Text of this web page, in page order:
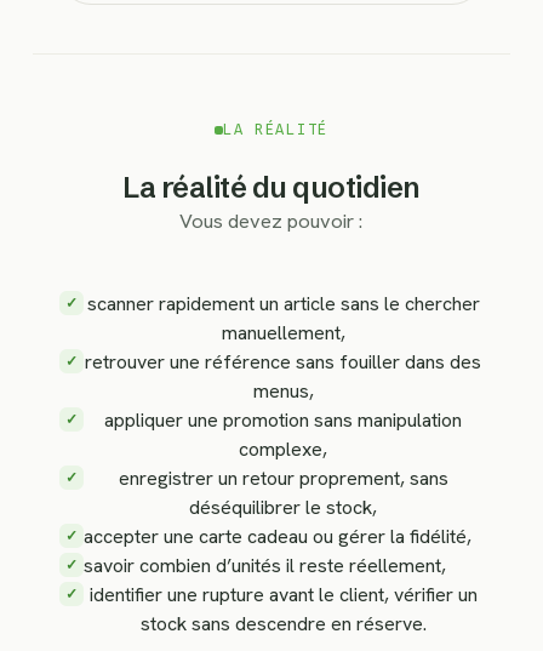
LA RÉALITÉ
La réalité du quotidien
Vous devez pouvoir :
✓ scanner rapidement un article sans le chercher
manuellement,
✓ retrouver une référence sans fouiller dans des
menus,
✓
appliquer une promotion sans manipulation
complexe,
✓
enregistrer un retour proprement, sans
déséquilibrer le stock,
✓ accepter une carte cadeau ou gérer la fidélité,
✓ savoir combien d’unités il reste réellement,
✓
identifier une rupture avant le client, vérifier un
stock sans descendre en réserve.